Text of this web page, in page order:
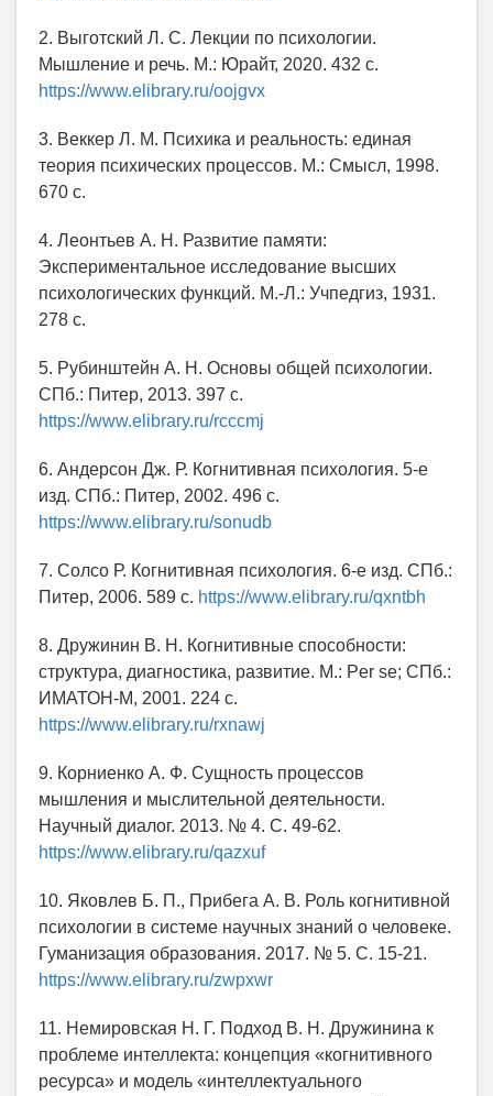
2. Выготский Л. С. Лекции по психологии.
Мышление и речь. М.: Юрайт, 2020. 432 с.
https://www.elibrary.ru/oojgvx
3. Веккер Л. М. Психика и реальность: единая
теория психических процессов. М.: Смысл, 1998.
670 с.
4. Леонтьев А. Н. Развитие памяти:
Экспериментальное исследование высших
психологических функций. М.-Л.: Учпедгиз, 1931.
278 с.
5. Рубинштейн А. Н. Основы общей психологии.
СПб.: Питер, 2013. 397 с.
https://www.elibrary.ru/rcccmj
6. Андерсон Дж. Р. Когнитивная психология. 5-е
изд. СПб.: Питер, 2002. 496 с.
https://www.elibrary.ru/sonudb
7. Солсо Р. Когнитивная психология. 6-е изд. СПб.:
Питер, 2006. 589 с. https://www.elibrary.ru/qxntbh
8. Дружинин В. Н. Когнитивные способности:
структура, диагностика, развитие. М.: Per se; СПб.:
ИМАТОН-М, 2001. 224 с.
https://www.elibrary.ru/rxnawj
9. Корниенко А. Ф. Сущность процессов
мышления и мыслительной деятельности.
Научный диалог. 2013. № 4. С. 49-62.
https://www.elibrary.ru/qazxuf
10. Яковлев Б. П., Прибега А. В. Роль когнитивной
психологии в системе научных знаний о человеке.
Гуманизация образования. 2017. № 5. С. 15-21.
https://www.elibrary.ru/zwpxwr
11. Немировская Н. Г. Подход В. Н. Дружинина к
проблеме интеллекта: концепция «когнитивного
ресурса» и модель «интеллектуального